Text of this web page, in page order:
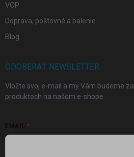
VOP
Doprava, poštovné a balenie
Blog
ODOBERAŤ NEWSLETTER
Vložte svoj e-mail a my Vám budeme
produktoch na našom e-shope.